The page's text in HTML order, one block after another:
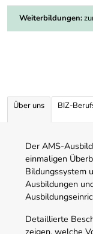
Weiterbildungen:
Über uns BIZ-
Der AMS-
einmaligen
Bildungssystem
Ausbildungen
Detaillierte